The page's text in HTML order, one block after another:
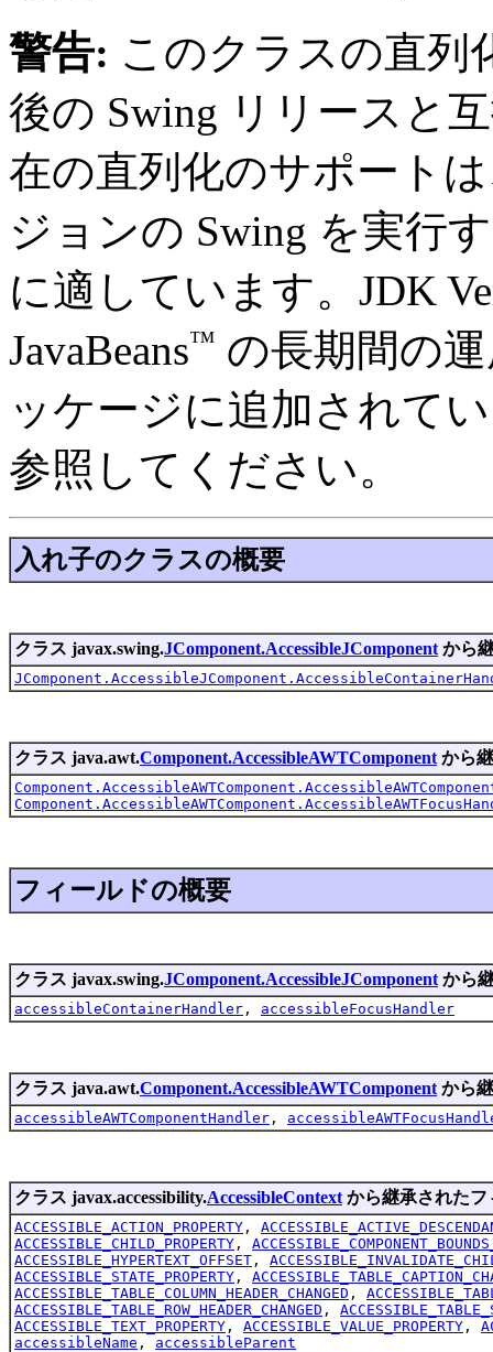
警告: このクラスの直列
後の Swing リリースと
在の直列化のサポート
ジョンの Swing を実行
に適しています。JDK
JavaBeans™ の長期間の
ッケージに追加されて
参照してください。
入れ子のクラスの概要
クラス javax.swing.JComponent.AccessibleJComponent から
クラス java.awt.Component.AccessibleAWTComponent から
フィールドの概要
クラス javax.swing.JComponent.AccessibleJComponent から
accessibleContainerHandler , accessibleFocusHandler
クラス java.awt.Component.AccessibleAWTComponent から
accessibleAWTComponentHandler ,
クラス javax.accessibility.AccessibleContext から継承されたフ
ACCESSIBLE_ACTION_PROPERTY ,
ACCESSIBLE_CHILD_PROPERTY ,
ACCESSIBLE_HYPERTEXT_OFFSET ,
ACCESSIBLE_STATE_PROPERTY ,
ACCESSIBLE_TABLE_COLUMN_HEADER_CHANGED ,
ACCESSIBLE_TABLE_ROW_HEADER_CHANGED ,
ACCESSIBLE_TEXT_PROPERTY , ACCESSIBLE_VALUE_PROPERTY ,
accessibleName , accessibleParent